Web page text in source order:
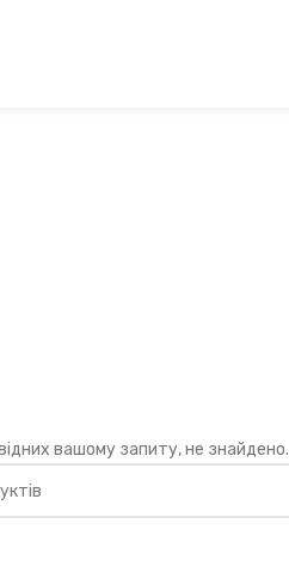
вашому запиту, не знайдено.